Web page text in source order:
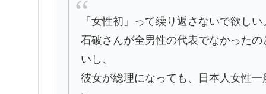
「女性初」って繰り返さないで欲しい
石破さんが全男性の代表でなかった
いし、
彼女が総理になっても、日本人女性